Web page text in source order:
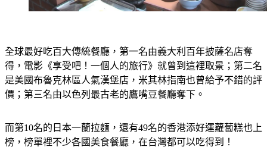
全球最好吃百大傳統餐廳，第一名由義大利百年披薩名店奪
得，電影《享受吧！一個人的旅行》就曾到這裡取景；第二名
是美國布魯克林區人氣漢堡店，米其林指南也曾給予不錯的評
價；第三名由以色列最古老的鷹嘴豆餐廳奪下。
而第10名的日本一蘭拉麵，還有49名的香港添好運蘿蔔糕也上
榜，榜單裡不少各國美食餐廳，在台灣都可以吃得到！